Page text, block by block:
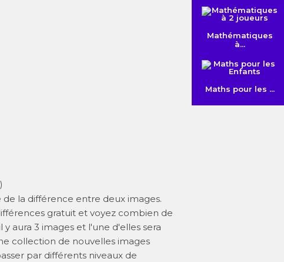
la différence entre deux images.
gratuit et voyez combien de
aura 3 images et l'une d'elles sera
collection de nouvelles images
par différents niveaux de
Mathématiques
à...
Maths pour les ...